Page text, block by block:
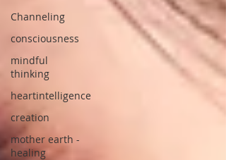
Channeling
consciousness
mindful
thinking
heartintelligence
creation
mother earth -
healing